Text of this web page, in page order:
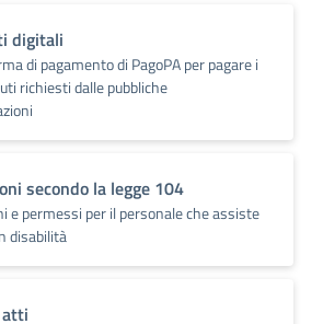
digitali
di pagamento di PagoPA per pagare i
richiesti dalle pubbliche
secondo la legge 104
e permessi per il personale che assiste
disabilità